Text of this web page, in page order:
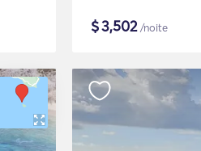
$3,502/noite